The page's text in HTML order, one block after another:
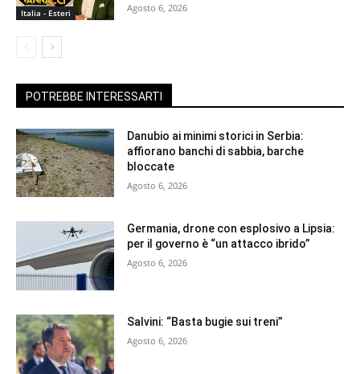
Italia - Esteri Agosto 6, 2026
POTREBBE INTERESSARTI
Danubio ai minimi storici in Serbia:
affiorano banchi di sabbia, barche
bloccate
Agosto 6, 2026
Germania, drone con esplosivo a Lipsia:
per il governo è “un attacco ibrido”
Agosto 6, 2026
Salvini: “Basta bugie sui treni”
Agosto 6, 2026